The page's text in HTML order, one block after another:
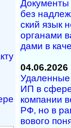
Документы
без
ский язык
ор­га­на­ми
да­ми в
04.06.2026
Удаленные
ИП в
ком­па­нии
РФ, но в
во­во­го